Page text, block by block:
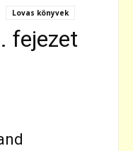
Lovas könyvek
fejezet